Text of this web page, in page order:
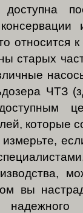
относится
старых
ЧТЗ
которые
вы